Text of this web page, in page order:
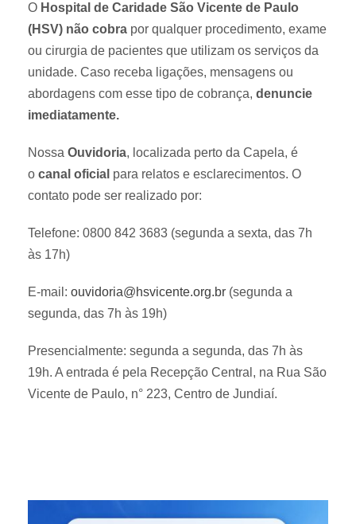
O Hospital de Caridade São Vicente de Paulo
(HSV) não cobra por qualquer procedimento, exame
ou cirurgia de pacientes que utilizam os serviços da
unidade. Caso receba ligações, mensagens ou
abordagens com esse tipo de cobrança, denuncie
imediatamente.
Nossa Ouvidoria, localizada perto da Capela, é
o canal oficial para relatos e esclarecimentos. O
contato pode ser realizado por:
Telefone: 0800 842 3683 (segunda a sexta, das 7h
às 17h)
E-mail: ouvidoria@hsvicente.org.br (segunda a
segunda, das 7h às 19h)
Presencialmente: segunda a segunda, das 7h às
19h. A entrada é pela Recepção Central, na Rua São
Vicente de Paulo, n° 223, Centro de Jundiaí.